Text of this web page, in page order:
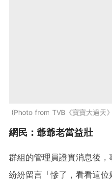
Photo from TVB《寶寶大過天》
網民：爺爺老當益壯
群組的管理員證實消息後
紛紛留言「慘了，看看這